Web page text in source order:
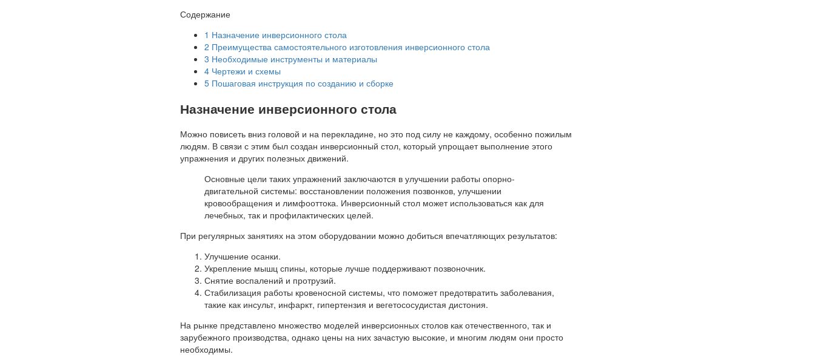
Содержание
1 Назначение инверсионного стола
2 Преимущества самостоятельного изготовления инверсионного стола
3 Необходимые инструменты и материалы
4 Чертежи и схемы
5 Пошаговая инструкция по созданию и сборке
Назначение инверсионного стола
Можно повисеть вниз головой и на перекладине, но это под силу не каждому, особенно пожилым
людям. В связи с этим был создан инверсионный стол, который упрощает выполнение этого
упражнения и других полезных движений.
Основные цели таких упражнений заключаются в улучшении работы опорно-
двигательной системы: восстановлении положения позвонков, улучшении
кровообращения и лимфооттока. Инверсионный стол может использоваться как для
лечебных, так и профилактических целей.
При регулярных занятиях на этом оборудовании можно добиться впечатляющих результатов:
Улучшение осанки.
Укрепление мышц спины, которые лучше поддерживают позвоночник.
Снятие воспалений и протрузий.
Стабилизация работы кровеносной системы, что поможет предотвратить заболевания,
такие как инсульт, инфаркт, гипертензия и вегетососудистая дистония.
На рынке представлено множество моделей инверсионных столов как отечественного, так и
зарубежного производства, однако цены на них зачастую высокие, и многим людям они просто
необходимы.